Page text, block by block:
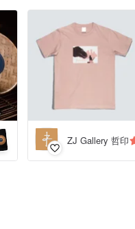
ZJ Gallery 哲印